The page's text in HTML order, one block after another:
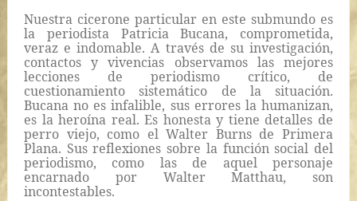
Nuestra cicerone particular en este submundo es
la periodista Patricia Bucana, comprometida,
veraz e indomable. A través de su investigación,
contactos y vivencias observamos las mejores
lecciones de periodismo crítico, de
cuestionamiento sistemático de la situación.
Bucana no es infalible, sus errores la humanizan,
es la heroína real. Es honesta y tiene detalles de
perro viejo, como el Walter Burns de Primera
Plana. Sus reflexiones sobre la función social del
periodismo, como las de aquel personaje
encarnado por Walter Matthau, son
incontestables.